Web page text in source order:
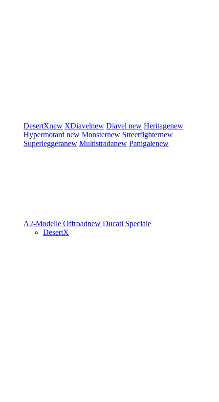
DesertXnew XDiavelnew Diavel new Heritagenew
Hypermotard new Monsternew Streetfighternew
Superleggeranew Multistradanew Panigalenew
A2-Modelle Offroadnew Ducati Speciale
DesertX